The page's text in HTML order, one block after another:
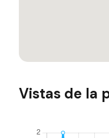
Vistas de la